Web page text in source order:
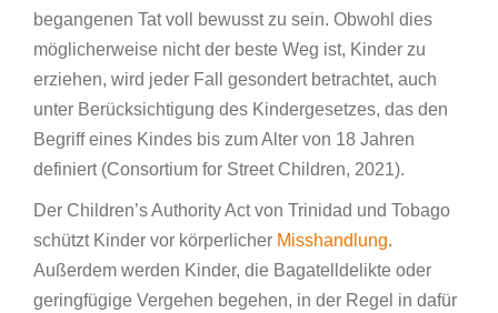
begangenen Tat voll bewusst zu sein. Obwohl dies
möglicherweise nicht der beste Weg ist, Kinder zu
erziehen, wird jeder Fall gesondert betrachtet, auch
unter Berücksichtigung des Kindergesetzes, das den
Begriff eines Kindes bis zum Alter von 18 Jahren
definiert (Consortium for Street Children, 2021).
Der Children’s Authority Act von Trinidad und Tobago
schützt Kinder vor körperlicher Misshandlung.
Außerdem werden Kinder, die Bagatelldelikte oder
geringfügige Vergehen begehen, in der Regel in dafür